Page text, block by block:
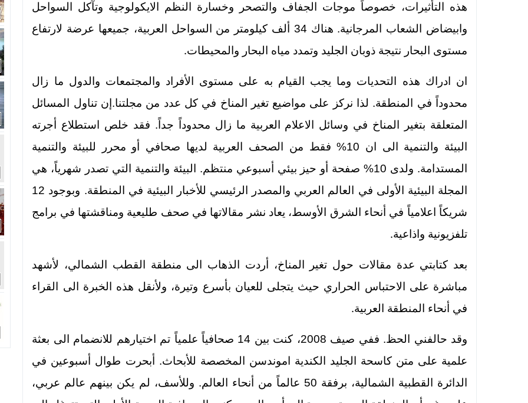
هذه التأثيرات، خصوصاً موجات الجفاف والتصحر وخسارة النظم الايكولوجية وتآكل السواحل
وابيضاض الشعاب المرجانية. هناك 34 ألف كيلومتر من السواحل العربية، جميعها عرضة لارتفاع
مستوى البحار نتيجة ذوبان الجليد وتمدد مياه البحار والمحيطات.
ان ادراك هذه التحديات وما يجب القيام به على مستوى الأفراد والمجتمعات والدول ما زال
محدوداً في المنطقة. لذا نركز على مواضيع تغير المناخ في كل عدد من مجلتنا.إن تناول المسائل
المتعلقة بتغير المناخ في وسائل الاعلام العربية ما زال محدوداً جداً. فقد خلص استطلاع أجرته
البيئة والتنمية الى ان 10% فقط من الصحف العربية لديها صحافي أو محرر للبيئة والتنمية
المستدامة. ولدى 10% صفحة أو حيز بيئي أسبوعي منتظم. البيئة والتنمية التي تصدر شهرياً، هي
المجلة البيئية الأولى في العالم العربي والمصدر الرئيسي للأخبار البيئية في المنطقة. وبوجود 12
شريكاً اعلامياً في أنحاء الشرق الأوسط، يعاد نشر مقالاتها في صحف طليعية ومناقشتها في برامج
تلفزيونية واذاعية.
بعد كتابتي عدة مقالات حول تغير المناخ، أردت الذهاب الى منطقة القطب الشمالي، لأشهد
مباشرة على الاحتباس الحراري حيث يتجلى للعيان بأسرع وتيرة، ولأنقل هذه الخبرة الى القراء
في أنحاء المنطقة العربية.
وقد حالفني الحظ. ففي صيف 2008، كنت بين 14 صحافياً علمياً تم اختيارهم للانضمام الى بعثة
علمية على متن كاسحة الجليد الكندية اموندسن المخصصة للأبحاث. أبحرت طوال أسبوعين في
الدائرة القطبية الشمالية، برفقة 50 عالماً من أنحاء العالم. وللأسف، لم يكن بينهم عالم عربي،